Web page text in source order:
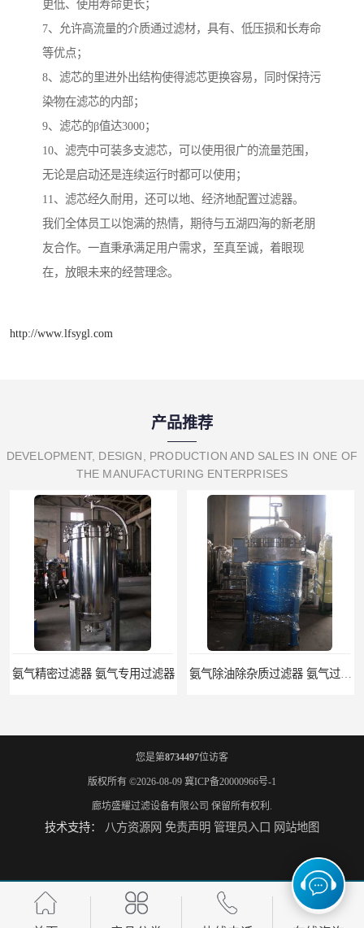
更低、使用寿命更长；
7、允许高流量的介质通过滤材，具有、低压损和长寿命
等优点；
8、滤芯的里进外出结构使得滤芯更换容易，同时保持污
染物在滤芯的内部；
9、滤芯的β值达3000；
10、滤壳中可装多支滤芯，可以使用很广的流量范围，
无论是启动还是连续运行时都可以使用；
11、滤芯经久耐用，还可以地、经济地配置过滤器。
我们全体员工以饱满的热情，期待与五湖四海的新老朋
友合作。一直秉承满足用户需求，至真至诚，着眼现
在，放眼未来的经营理念。
http://www.lfsygl.com
产品推荐
DEVELOPMENT, DESIGN, PRODUCTION AND SALES IN ONE OF
THE MANUFACTURING ENTERPRISES
氨气精密过滤器 氨气专用过滤器
液氨专用过滤器 液氨过滤器生产厂家 液氨除油脱水过滤器 液氨专用过滤器
您是第8734497位访客
版权所有 ©2026-08-09 冀ICP备20000966号-1
廊坊盛耀过滤设备有限公司 保留所有权利.
技术支持： 八方资源网 免责声明 管理员入口 网站地图